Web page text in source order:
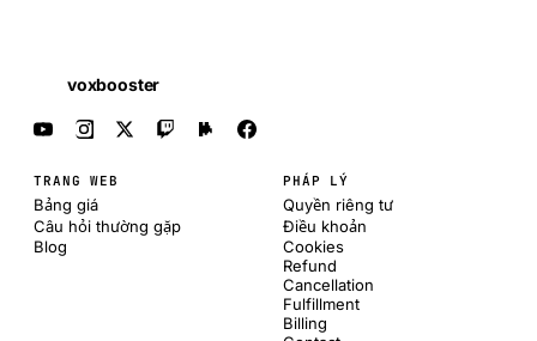
voxbooster
TRANG WEB
Bảng giá
Câu hỏi thường gặp
Blog
PHÁP LÝ
Quyền riêng tư
Điều khoản
Cookies
Refund
Cancellation
Fulfillment
Billing